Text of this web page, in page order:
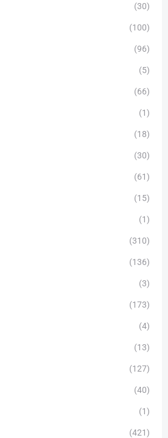
(30)
(100)
(96)
(5)
(66)
(1)
(18)
(30)
(61)
(15)
(1)
(310)
(136)
(3)
(173)
(4)
(13)
(127)
(40)
(1)
(421)